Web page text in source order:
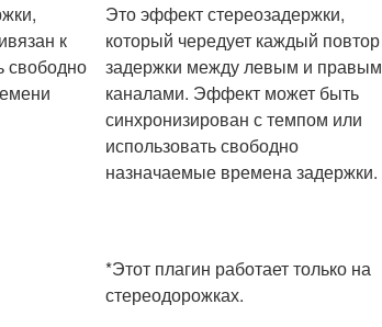
к
свободно
Это эффект стереозадержки,
который чередует каждый повтор
задержки между левым и правым
каналами. Эффект может быть
синхронизирован с темпом или
использовать свободно
назначаемые времена задержки.
*Этот плагин работает только на
стереодорожках.